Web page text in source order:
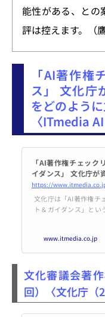
能性がある、との
評は控えます。（鷹
「AI著作権
ス」 文化
をどのよう
〈ITmedia
「AI著作権チェック
イダンス」 文化庁
「著作権侵害をどの
できるか？」など解説
文化庁は「AI著作権チ
ト＆ガイダンス」とい
www.itmedia.co.jp
文化審議会著
回）〈文化庁（